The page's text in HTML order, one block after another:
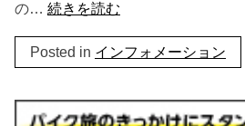
の… 続きを読む
Posted in インフォメーション